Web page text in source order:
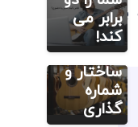
بهبرابر می
کند!
گیتار:
راهنمای
جامع
ساختار و
شماره
گذاری
مطالب
آموزشی
سنتور
6 بهترین
میز